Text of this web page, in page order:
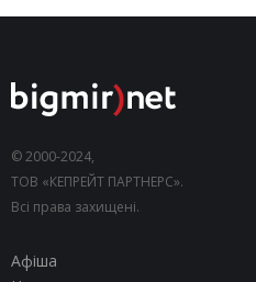
© 2000-2024,
ТОВ «КЕПРЕЙТ ПАРТНЕРС».
Всі права захищені.
Афіша